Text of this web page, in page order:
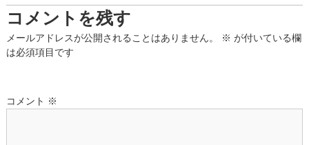
コメントを残す
メールアドレスが公開されることはありません。 ※ が付いている欄
は必須項目です
コメント ※